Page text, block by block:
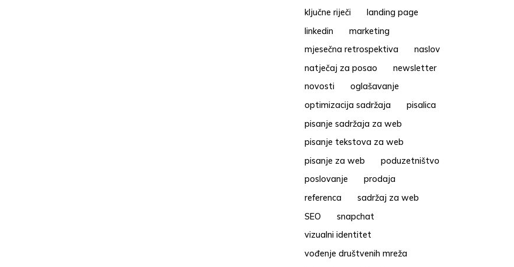
ključne riječi
landing page
linkedin
marketing
mjesečna retrospektiva
naslov
natječaj za posao
newsletter
novosti
oglašavanje
optimizacija sadržaja
pisalica
pisanje sadržaja za web
pisanje tekstova za web
pisanje za web
poduzetništvo
poslovanje
prodaja
referenca
sadržaj za web
SEO
snapchat
vizualni identitet
vođenje društvenih mreža